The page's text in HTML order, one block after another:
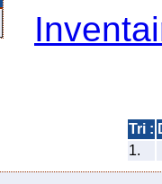
Tri :
1.